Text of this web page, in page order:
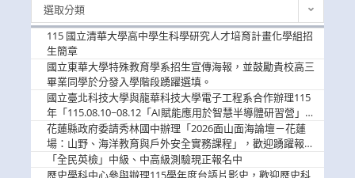
選取分類
115 國立清華大學高中學生科學研究人才培育計畫化學組招
生簡章
國立東華大學特殊教育學系招生宣傳海報，並鼓勵貴校高三
畢業同學於分發入學階段踴躍選填。
國立臺北科技大學與龍華科技大學電子工程系合作辦理115
年「115.08.10~08.12「AI賦能應用於智慧半導體研習營」，
歡迎學生踴躍報名參加
花蓮縣政府委請秀林國中辦理「2026面山面海論壇－花蓮
場：山野、海洋教育與戶外安全實務課程」，歡迎踴躍報名
參加
「全民英檢」中級、中高級測驗現正報名中
歷史學科中心參與辦理115學年度台語片影史，歡迎歷史科